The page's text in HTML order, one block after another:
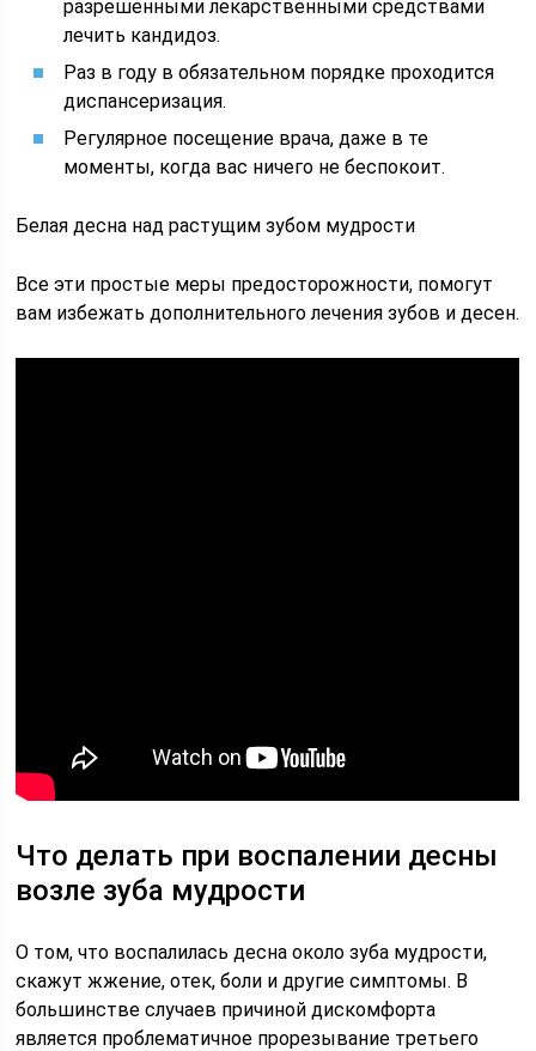
разрешенными лекарственными средствами
лечить кандидоз.
Раз в году в обязательном порядке проходится
диспансеризация.
Регулярное посещение врача, даже в те
моменты, когда вас ничего не беспокоит.
Белая десна над растущим зубом мудрости
Все эти простые меры предосторожности, помогут
вам избежать дополнительного лечения зубов и десен.
Что делать при воспалении десны
возле зуба мудрости
О том, что воспалилась десна около зуба мудрости,
скажут жжение, отек, боли и другие симптомы. В
большинстве случаев причиной дискомфорта
является проблематичное прорезывание третьего